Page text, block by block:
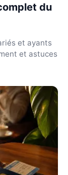
du
et ayants
et astuces